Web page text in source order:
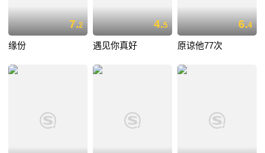
7.2
缘份
4.5
遇见你真好
6.4
原谅他77次